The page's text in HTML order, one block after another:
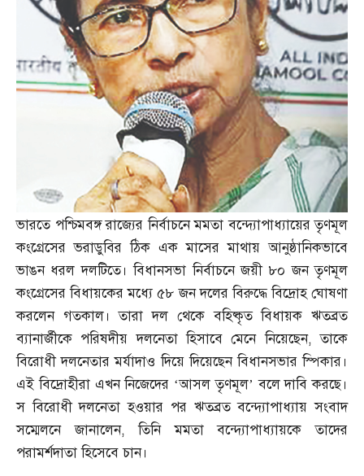
ভারতে পশ্চিমবঙ্গ রাজ্যের নির্বাচনে মমতা বন্দ্যোপাধ্যায়ের তৃণমূল
কংগ্রেসের ভরাডুবির ঠিক এক মাসের মাথায় আনুষ্ঠানিকভাবে
ভাঙন ধরল দলটিতে। বিধানসভা নির্বাচনে জয়ী ৮০ জন তৃণমূল
কংগ্রেসের বিধায়কের মধ্যে ৫৮ জন দলের বিরুদ্ধে বিদ্রোহ ঘোষণা
করলেন গতকাল। তারা দল থেকে বহিষ্কৃত বিধায়ক ঋতব্রত
ব্যানার্জীকে পরিষদীয় দলনেতা হিসাবে মেনে নিয়েছেন,তাকে
বিরোধী দলনেতার মর্যাদাও দিয়ে দিয়েছেন বিধানসভার স্পিকার।
এই বিদ্রোহীরা এখন নিজেদের ‘আসল তৃণমূল’ বলে দাবি করছে।
স বিরোধী দলনেতা হওয়ার পর ঋতব্রত বন্দ্যোপাধ্যায় সংবাদ
সম্মেলনে জানালেন,তিনি মমতা বন্দ্যোপাধ্যায়কে তাদের
পরামর্শদাতা হিসেবে চান।